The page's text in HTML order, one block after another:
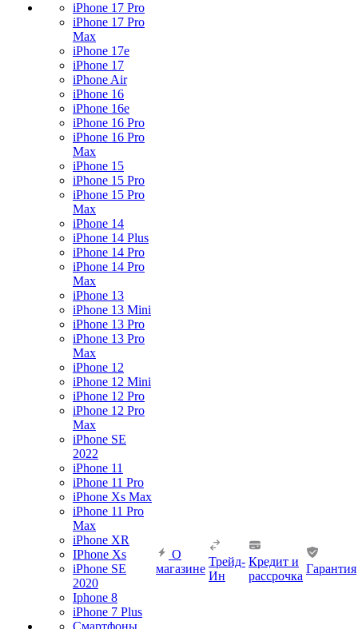
iPhone 17 Pro
iPhone 17 Pro
Max
iPhone 17e
iPhone 17
iPhone Air
iPhone 16
iPhone 16e
iPhone 16 Pro
iPhone 16 Pro
Max
iPhone 15
iPhone 15 Pro
iPhone 15 Pro
Max
iPhone 14
iPhone 14 Plus
iPhone 14 Pro
iPhone 14 Pro
Max
iPhone 13
iPhone 13 Mini
iPhone 13 Pro
iPhone 13 Pro
Max
iPhone 12
iPhone 12 Mini
iPhone 12 Pro
iPhone 12 Pro
Max
iPhone SE
2022
iPhone 11
iPhone 11 Pro
iPhone Xs Max
iPhone 11 Pro
Max
iPhone XR
IPhone Xs
iPhone SE
2020
Iphone 8
iPhone 7 Plus
Смартфоны
О
магазине
Трейд-
Ин
Кредит и
рассрочка
Гарантия